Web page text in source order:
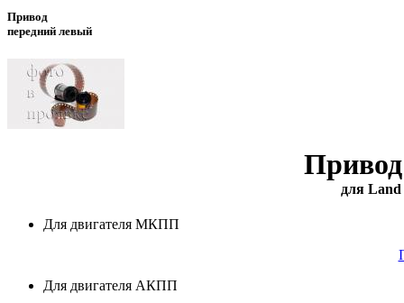
Привод
передний левый
для
Для двигателя МКПП
Для двигателя АКПП